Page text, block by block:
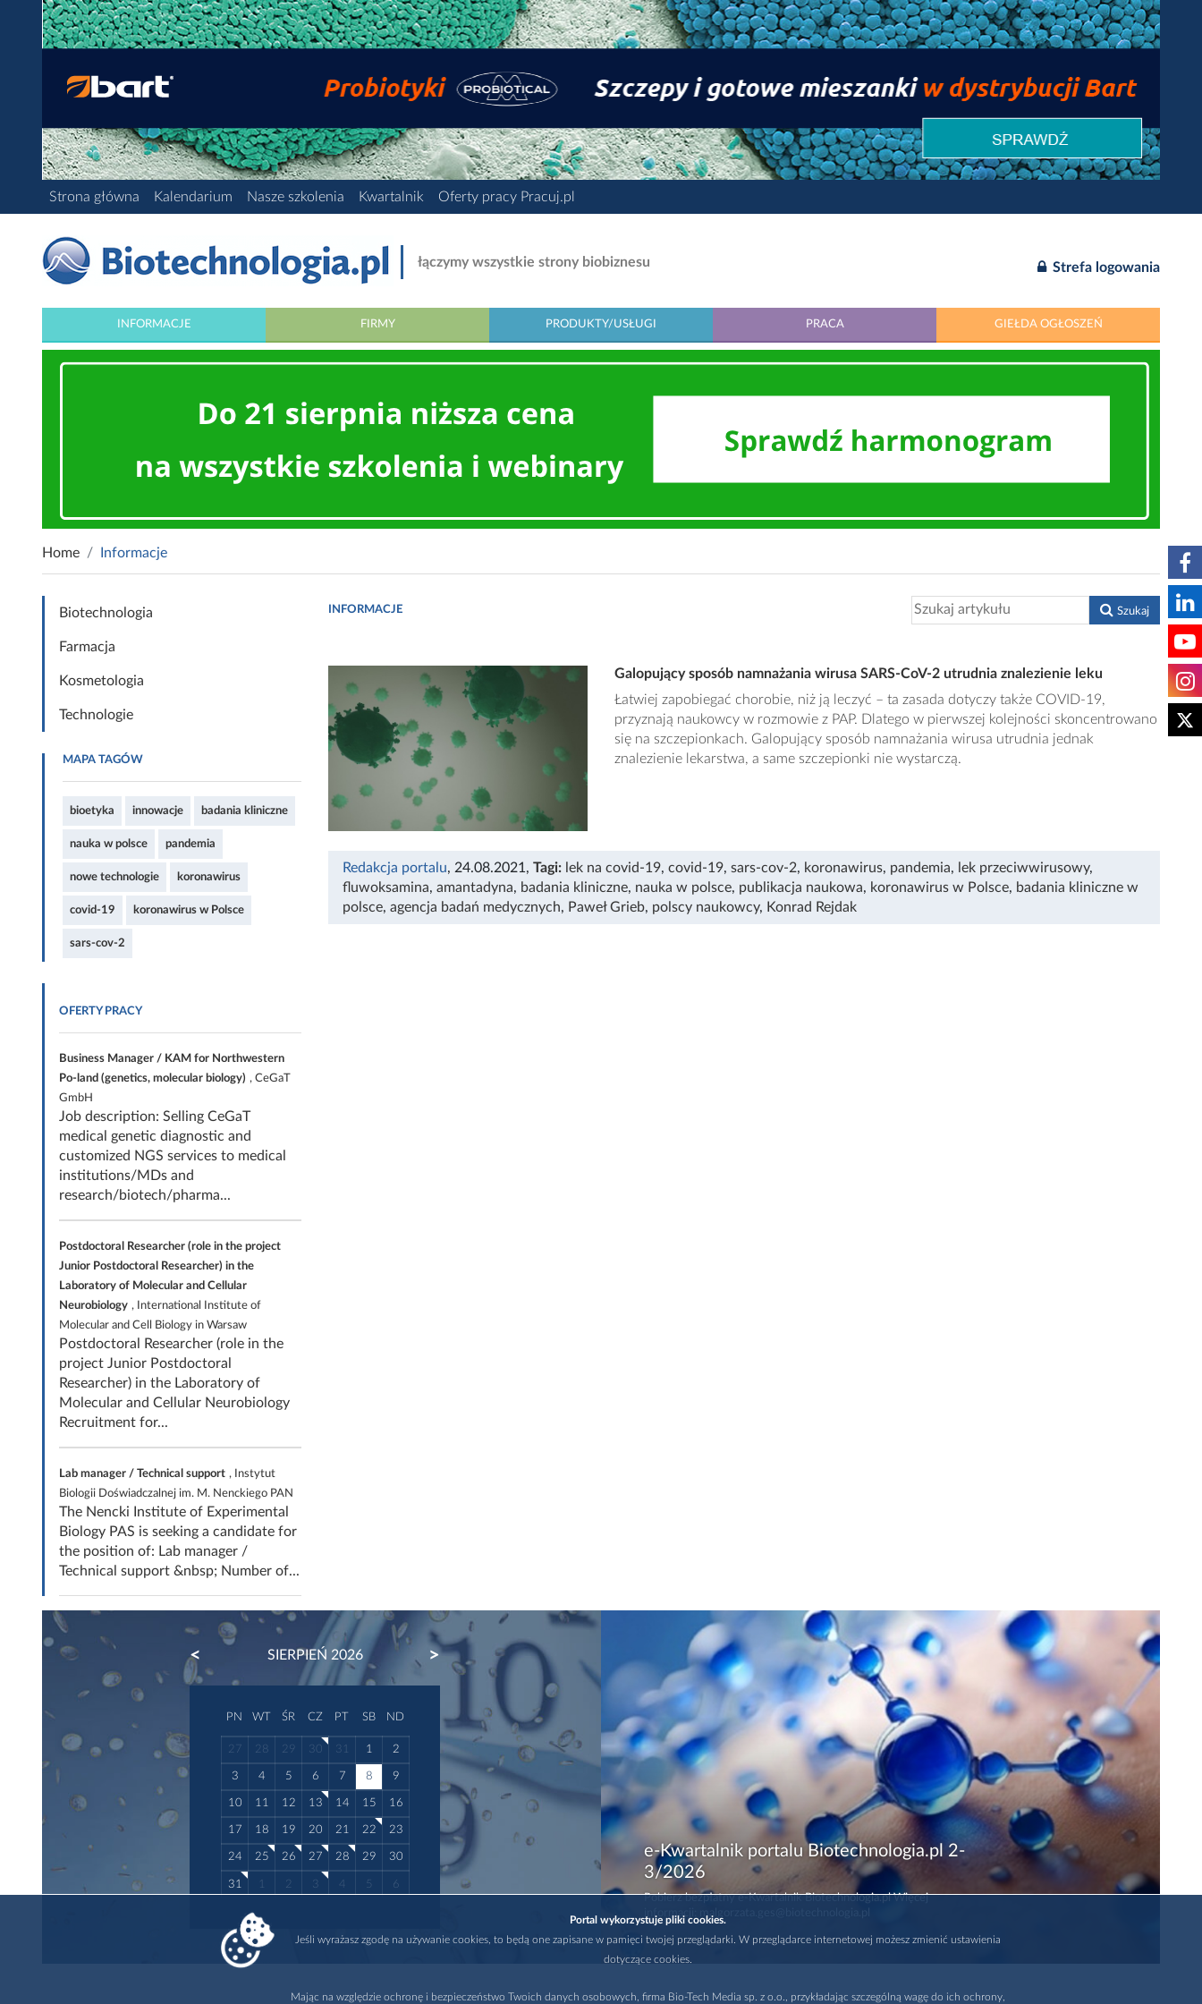
Strona główna Kalendarium Nasze szkolenia Kwartalnik Oferty pracy Pracuj.pl
łączymy wszystkie strony biobiznesu Strefa logowania
INFORMACJE FIRMY PRODUKTY/USŁUGI PRACA GIEŁDA OGŁOSZEŃ
Home Informacje
Biotechnologia
Farmacja
Kosmetologia
Technologie
MAPA TAGÓW
bioetyka innowacje badania kliniczne
nauka w polsce pandemia
nowe technologie koronawirus
covid-19 koronawirus w Polsce
sars-cov-2
OFERTY PRACY
Business Manager / KAM for Northwestern
Po-land (genetics, molecular biology) , CeGaT
GmbH
Job description: Selling CeGaT
medical genetic diagnostic and
customized NGS services to medical
institutions/MDs and
research/biotech/pharma...
Postdoctoral Researcher (role in the project
Junior Postdoctoral Researcher) in the
Laboratory of Molecular and Cellular
Neurobiology , International Institute of
Molecular and Cell Biology in Warsaw
Postdoctoral Researcher (role in the
project Junior Postdoctoral
Researcher) in the Laboratory of
Molecular and Cellular Neurobiology
Recruitment for...
Lab manager / Technical support , Instytut
Biologii Doświadczalnej im. M. Nenckiego PAN
The Nencki Institute of Experimental
Biology PAS is seeking a candidate for
the position of: Lab manager /
Technical support &nbsp; Number of...
INFORMACJE Szukaj
Galopujący sposób namnażania wirusa SARS-CoV-2 utrudnia znalezienie leku
Łatwiej zapobiegać chorobie, niż ją leczyć – ta zasada dotyczy także COVID-19,
przyznają naukowcy w rozmowie z PAP. Dlatego w pierwszej kolejności skoncentrowano
się na szczepionkach. Galopujący sposób namnażania wirusa utrudnia jednak
znalezienie lekarstwa, a same szczepionki nie wystarczą.
Redakcja portalu, 24.08.2021 , Tagi: lek na covid-19, covid-19, sars-cov-2, koronawirus, pandemia, lek przeciwwirusowy,
fluwoksamina, amantadyna, badania kliniczne, nauka w polsce, publikacja naukowa, koronawirus w Polsce, badania kliniczne w
polsce, agencja badań medycznych, Paweł Grieb, polscy naukowcy, Konrad Rejdak
SIERPIEŃ 2026
PREVIOUS NEXT
PN WT ŚR CZ PT SB ND
27 28 29 30 31 1 2
3 4 5 6 7 8 9
10 11 12 13 14 15 16
17 18 19 20 21 22 23
24 25 26 27 28 29 30
31 1 2 3 4 5 6
e-Kwartalnik portalu Biotechnologia.pl 2-
3/2026
Pobierz bezpłatny e-Kwartalnik Biotechnologia.pl Więcej
Portal wykorzystuje pliki cookies.
Jeśli wyrażasz zgodę na używanie cookies, to będą one zapisane w pamięci twojej przeglądarki. W przeglądarce internetowej możesz zmienić ustawienia
dotyczące cookies.
Mając na względzie ochronę i bezpieczeństwo Twoich danych osobowych, firma Bio-Tech Media sp. z o.o., przykładając szczególną wagę do ich ochrony,